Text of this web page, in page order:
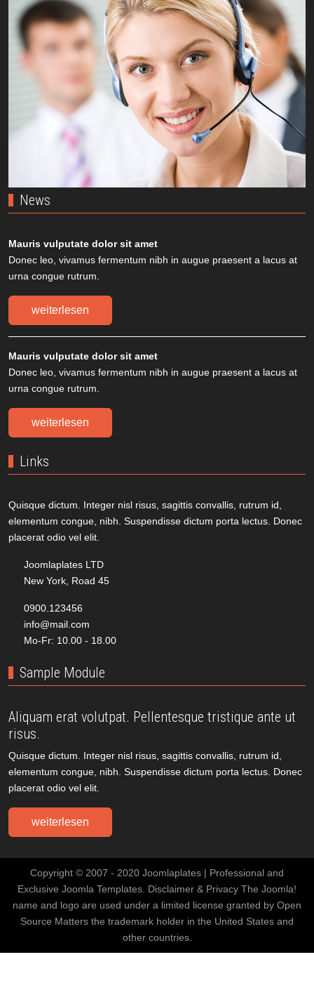
News
Mauris vulputate dolor sit amet
Donec leo, vivamus fermentum nibh in augue praesent a lacus at
urna congue rutrum.
weiterlesen
Mauris vulputate dolor sit amet
Donec leo, vivamus fermentum nibh in augue praesent a lacus at
urna congue rutrum.
weiterlesen
Links
Quisque dictum. Integer nisl risus, sagittis convallis, rutrum id,
elementum congue, nibh. Suspendisse dictum porta lectus. Donec
placerat odio vel elit.
Joomlaplates LTD
New York, Road 45
0900.123456
info@mail.com
Mo-Fr: 10.00 - 18.00
Sample Module
Aliquam erat volutpat. Pellentesque tristique ante ut
risus.
Quisque dictum. Integer nisl risus, sagittis convallis, rutrum id,
elementum congue, nibh. Suspendisse dictum porta lectus. Donec
placerat odio vel elit.
weiterlesen
Copyright © 2007 - 2020 Joomlaplates | Professional and
Exclusive Joomla Templates. Disclaimer & Privacy The Joomla!
name and logo are used under a limited license granted by Open
Source Matters the trademark holder in the United States and
other countries.